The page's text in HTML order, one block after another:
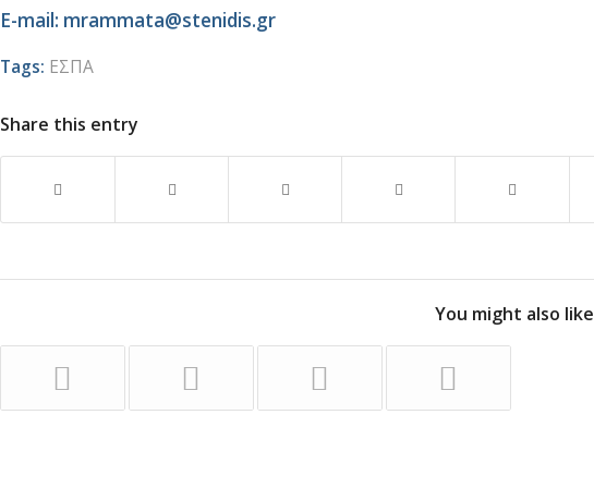
E-mail: mrammata@stenidis.gr
Tags: ΕΣΠΑ
Share this entry
You might also like